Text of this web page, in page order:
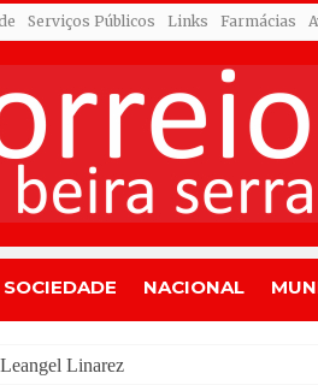
Serviços Públicos Links Farmácias
SOCIEDADE NACIONAL